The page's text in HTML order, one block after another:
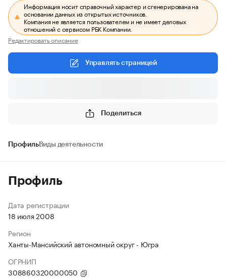
Информация носит справочный характер и сгенерирована на
основании данных из открытых источников.
Компания не является пользователем и не имеет деловых
отношений с сервисом РБК Компании.
Редактировать описание
Управлять страницей
Поделиться
ПрофильВиды деятельности
Профиль
Дата регистрации
18 июля 2008
Регион
Ханты-Мансийский автономный округ - Югра
ОГРНИП
308860320000050